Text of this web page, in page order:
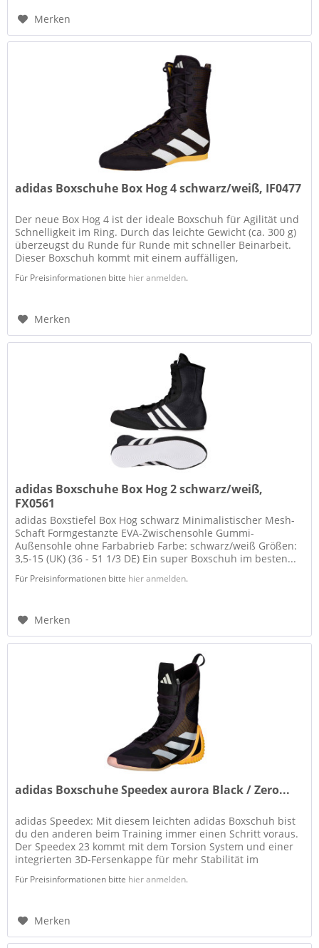
Merken
adidas Boxschuhe Box Hog 4 schwarz/weiß, IF0477
Der neue Box Hog 4 ist der ideale Boxschuh für Agilität und
Schnelligkeit im Ring. Durch das leichte Gewicht (ca. 300 g)
überzeugst du Runde für Runde mit schneller Beinarbeit.
Dieser Boxschuh kommt mit einem auffälligen,
Für Preisinformationen bitte hier anmelden.
Merken
adidas Boxschuhe Box Hog 2 schwarz/weiß,
FX0561
adidas Boxstiefel Box Hog schwarz Minimalistischer Mesh-
Schaft Formgestanzte EVA-Zwischensohle Gummi-
Außensohle ohne Farbabrieb Farbe: schwarz/weiß Größen:
3,5-15 (UK) (36 - 51 1/3 DE) Ein super Boxschuh im besten...
Für Preisinformationen bitte hier anmelden.
Merken
adidas Boxschuhe Speedex aurora Black / Zero...
adidas Speedex: Mit diesem leichten adidas Boxschuh bist
du den anderen beim Training immer einen Schritt voraus.
Der Speedex 23 kommt mit dem Torsion System und einer
integrierten 3D-Fersenkappe für mehr Stabilität im
Für Preisinformationen bitte hier anmelden.
Merken